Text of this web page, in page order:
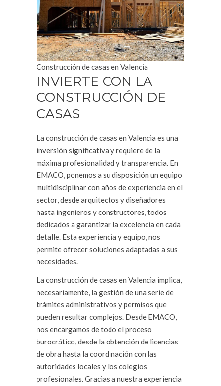
Construcción de casas en Valencia
INVIERTE CON LA
CONSTRUCCIÓN DE
CASAS
La construcción de casas en Valencia es una
inversión significativa y requiere de la
máxima profesionalidad y transparencia. En
EMACO, ponemos a su disposición un equipo
multidisciplinar con años de experiencia en el
sector, desde arquitectos y diseñadores
hasta ingenieros y constructores, todos
dedicados a garantizar la excelencia en cada
detalle. Esta experiencia y equipo, nos
permite ofrecer soluciones adaptadas a sus
necesidades.
La construcción de casas en Valencia implica,
necesariamente, la gestión de una serie de
trámites administrativos y permisos que
pueden resultar complejos. Desde EMACO,
nos encargamos de todo el proceso
burocrático, desde la obtención de licencias
de obra hasta la coordinación con las
autoridades locales y los colegios
profesionales. Gracias a nuestra experiencia